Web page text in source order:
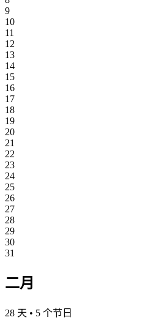
9
10
11
12
13
14
15
16
17
18
19
20
21
22
23
24
25
26
27
28
29
30
31
二月
28 天 • 5 个节日